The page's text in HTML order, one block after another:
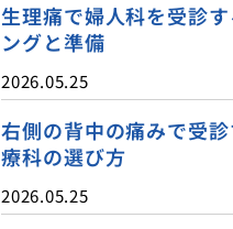
生理痛で婦人科を受診
ングと準備
2026.05.25
右側の背中の痛みで受
療科の選び方
2026.05.25